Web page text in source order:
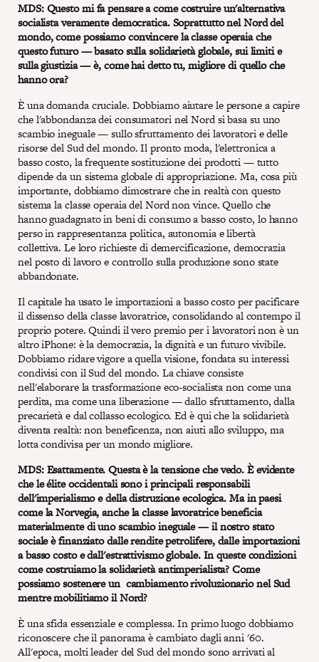
MDS: Questo mi fa pensare a come costruire un'alternativa
socialista veramente democratica. Soprattutto nel Nord del
mondo, come possiamo convincere la classe operaia che
questo futuro — basato sulla solidarietà globale, sui limiti e
sulla giustizia — è, come hai detto tu, migliore di quello che
hanno ora?
È una domanda cruciale. Dobbiamo aiutare le persone a capire
che l'abbondanza dei consumatori nel Nord si basa su uno
scambio ineguale — sullo sfruttamento dei lavoratori e delle
risorse del Sud del mondo. Il pronto moda, l'elettronica a
basso costo, la frequente sostituzione dei prodotti — tutto
dipende da un sistema globale di appropriazione. Ma, cosa più
importante, dobbiamo dimostrare che in realtà con questo
sistema la classe operaia del Nord non vince. Quello che
hanno guadagnato in beni di consumo a basso costo, lo hanno
perso in rappresentanza politica, autonomia e libertà
collettiva. Le loro richieste di demercificazione, democrazia
nel posto di lavoro e controllo sulla produzione sono state
abbandonate.
Il capitale ha usato le importazioni a basso costo per pacificare
il dissenso della classe lavoratrice, consolidando al contempo il
proprio potere. Quindi il vero premio per i lavoratori non è un
altro iPhone: è la democrazia, la dignità e un futuro vivibile.
Dobbiamo ridare vigore a quella visione, fondata su interessi
condivisi con il Sud del mondo. La chiave consiste
nell'elaborare la trasformazione eco-socialista non come una
perdita, ma come una liberazione — dallo sfruttamento, dalla
precarietà e dal collasso ecologico. Ed è qui che la solidarietà
diventa realtà: non beneficenza, non aiuti allo sviluppo, ma
lotta condivisa per un mondo migliore.
MDS: Esattamente. Questa è la tensione che vedo. È evidente
che le élite occidentali sono i principali responsabili
dell'imperialismo e della distruzione ecologica. Ma in paesi
come la Norvegia, anche la classe lavoratrice beneficia
materialmente di uno scambio ineguale — il nostro stato
sociale è finanziato dalle rendite petrolifere, dalle importazioni
a basso costo e dall'estrattivismo globale. In queste condizioni
come costruiamo la solidarietà antimperialista? Come
possiamo sostenere un cambiamento rivoluzionario nel Sud
mentre mobilitiamo il Nord?
È una sfida essenziale e complessa. In primo luogo dobbiamo
riconoscere che il panorama è cambiato dagli anni '60.
All'epoca, molti leader del Sud del mondo sono arrivati al